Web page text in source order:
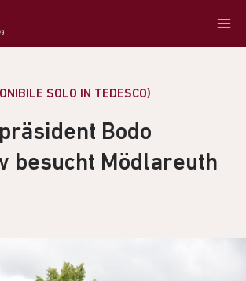
SOLO IN TEDESCO)
Bodo
besucht Mödlareuth